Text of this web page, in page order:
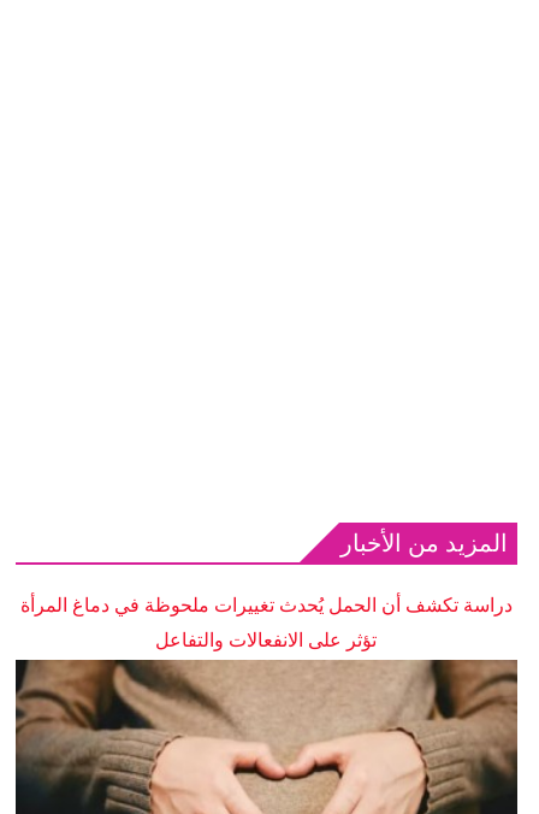
المزيد من الأخبار
دراسة تكشف أن الحمل يُحدث تغييرات ملحوظة في دماغ المرأة
تؤثر على الانفعالات والتفاعل